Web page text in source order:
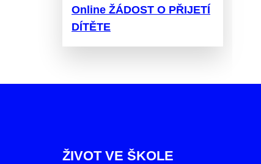
Online ŽÁDOST O PŘIJETÍ
DÍTĚTE
ŽIVOT VE ŠKOLE